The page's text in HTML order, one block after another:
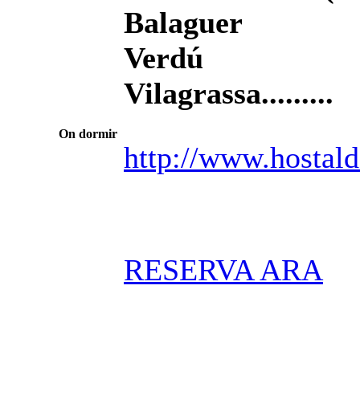
Balaguer
Verdú
Vilagrassa.........
On dormir
http://
RESERVA ARA